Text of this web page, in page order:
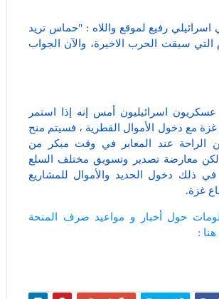
رفيع لموقع واللاه : "حماس تريد
التي سبقت الحرب الاخيرة، والآن الجواب
اسرائيليون أمس إنه إذا استمر
غزة مع دخول الأموال القطرية ، فسيتم منح
الراحة عند المعابر في وقت مبكر من
معارضة تصدير وتسويق مختلف السلع
ذلك دخول الحديد والأموال للمشاريع
غزة.
حول أخبار و مواعيد صرف المنحة
: